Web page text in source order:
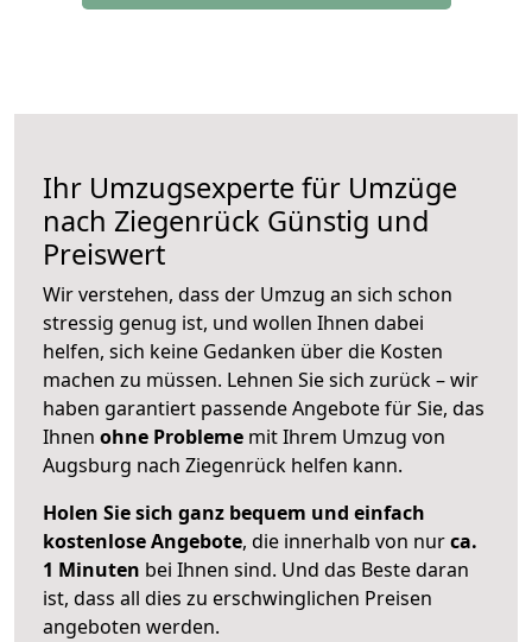
Ihr Umzugsexperte für Umzüge
nach Ziegenrück Günstig und
Preiswert
Wir verstehen, dass der Umzug an sich schon
stressig genug ist, und wollen Ihnen dabei
helfen, sich keine Gedanken über die Kosten
machen zu müssen. Lehnen Sie sich zurück – wir
haben garantiert passende Angebote für Sie, das
Ihnen ohne Probleme mit Ihrem Umzug von
Augsburg nach Ziegenrück helfen kann.
Holen Sie sich ganz bequem und einfach
kostenlose Angebote, die innerhalb von nurca.
1 Minuten bei Ihnen sind. Und das Beste daran
ist, dass all dies zu erschwinglichen Preisen
angeboten werden.